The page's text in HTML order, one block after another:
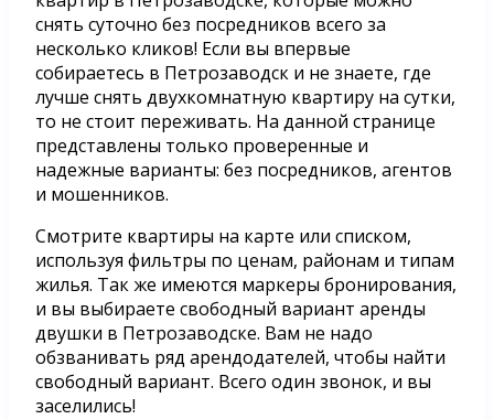
снять суточно без посредников всего за
несколько кликов! Если вы впервые
собираетесь в Петрозаводск и не знаете, где
лучше снять двухкомнатную квартиру на сутки,
то не стоит переживать. На данной странице
представлены только проверенные и
надежные варианты: без посредников, агентов
и мошенников.
Смотрите квартиры на карте или списком,
используя фильтры по ценам, районам и типам
жилья. Так же имеются маркеры бронирования,
и вы выбираете свободный вариант аренды
двушки в Петрозаводске. Вам не надо
обзванивать ряд арендодателей, чтобы найти
свободный вариант. Всего один звонок, и вы
заселились!